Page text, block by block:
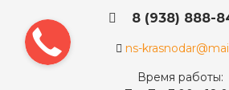
8 (938) 888-
ns-
Время работы: